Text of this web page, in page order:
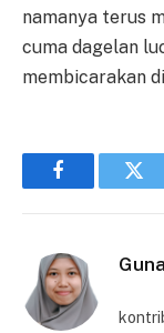
namanya terus
cuma dagelan
membicarakan
Facebook